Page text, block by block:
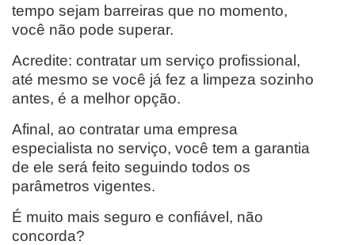
tempo sejam barreiras que no momento,
você não pode superar.
Acredite: contratar um serviço profissional,
até mesmo se você já fez a limpeza sozinho
antes, é a melhor opção.
Afinal, ao contratar uma empresa
especialista no serviço, você tem a garantia
de ele será feito seguindo todos os
parâmetros vigentes.
É muito mais seguro e confiável, não
concorda?